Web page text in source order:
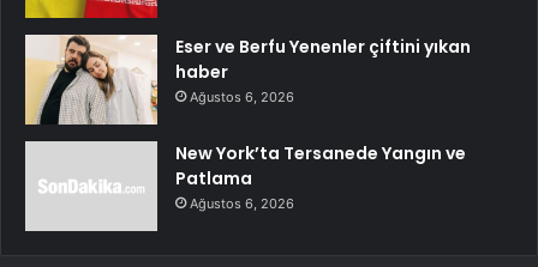
Eser ve Berfu Yenenler çiftini yıkan
haber
Ağustos 6, 2026
New York’ta Tersanede Yangın ve
Patlama
Ağustos 6, 2026